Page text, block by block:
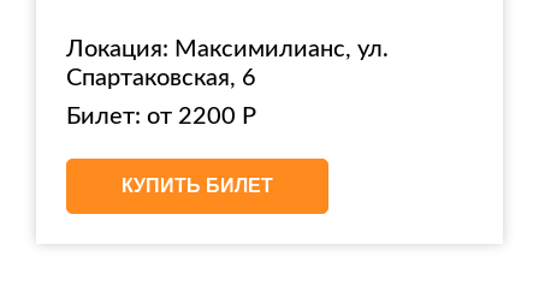
Локация: Максимилианс, ул.
Спартаковская, 6
Билет: от 2200 Р
КУПИТЬ БИЛЕТ